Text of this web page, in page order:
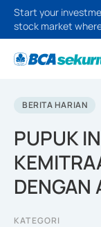
Start your
stock market
BERITA HARIAN
PUPUK
DENGAN
KATEGORI